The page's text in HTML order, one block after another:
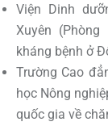
Viện Dinh
Xuyên
kháng bệnh ở
Trường Cao
học Nông
quốc gia về